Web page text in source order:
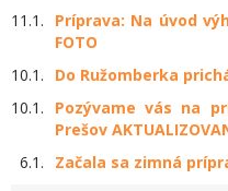
11.1.
Príprava: Na úvod
FOTO
10.1.
Do Ružomberka
10.1.
Pozývame vás na
Prešov
6.1.
Začala sa zimná